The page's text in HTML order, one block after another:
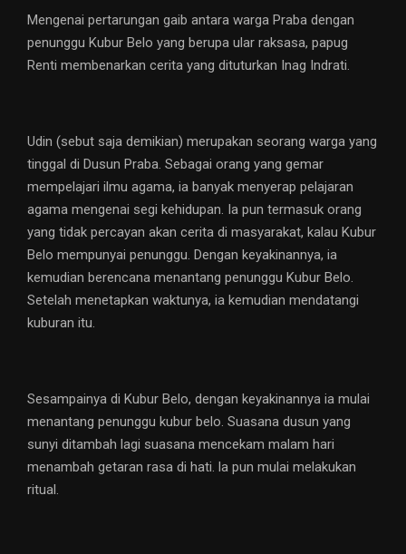
Mengenai pertarungan gaib antara warga Praba dengan
penunggu Kubur Belo yang berupa ular raksasa, papug
Renti membenarkan cerita yang dituturkan Inag Indrati.
Udin (sebut saja demikian) merupakan seorang warga yang
tinggal di Dusun Praba. Sebagai orang yang gemar
mempelajari ilmu agama, ia banyak menyerap pelajaran
agama mengenai segi kehidupan. Ia pun termasuk orang
yang tidak percayan akan cerita di masyarakat, kalau Kubur
Belo mempunyai penunggu. Dengan keyakinannya, ia
kemudian berencana menantang penunggu Kubur Belo.
Setelah menetapkan waktunya, ia kemudian mendatangi
kuburan itu.
Sesampainya di Kubur Belo, dengan keyakinannya ia mulai
menantang penunggu kubur belo. Suasana dusun yang
sunyi ditambah lagi suasana mencekam malam hari
menambah getaran rasa di hati. la pun mulai melakukan
ritual.